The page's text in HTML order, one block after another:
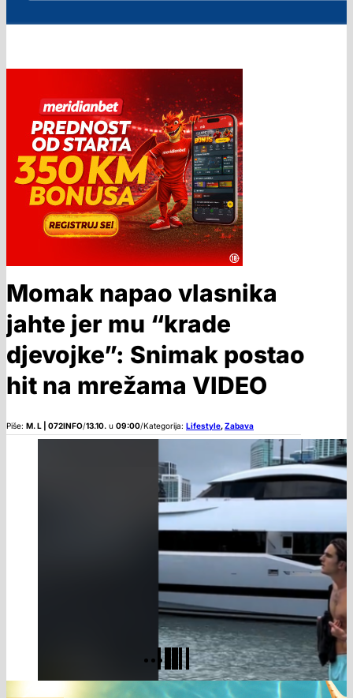
Momak napao vlasnika
jahte jer mu “krade
djevojke”: Snimak postao
hit na mrežama VIDEO
Piše: M. L | 072INFO/13.10. u 09:00/Kategorija: Lifestyle,Zabava